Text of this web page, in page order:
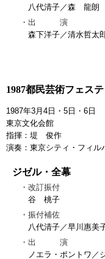
八代清子／森 龍朗
出 演
森下洋子／清水哲
1987都民芸術フェス
1987年3月4日・5日・6日
東京文化会館
指揮：堤 俊作
演奏：東京シティ・フィル
ジゼル・全幕
改訂振付
谷 桃子
振付補佐
八代清子／早川惠美
出 演
ノエラ・ポントワ